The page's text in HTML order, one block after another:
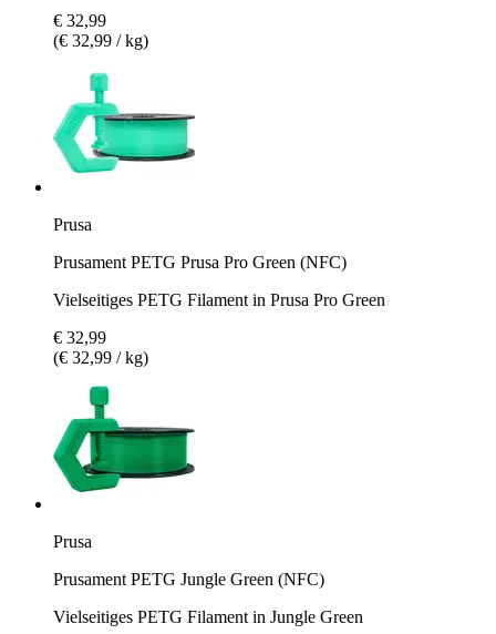
€ 32,99
(€ 32,99 / kg)
Prusa
Prusament PETG Prusa Pro Green (NFC)
Vielseitiges PETG Filament in Prusa Pro Green
€ 32,99
(€ 32,99 / kg)
Prusa
Prusament PETG Jungle Green (NFC)
Vielseitiges PETG Filament in Jungle Green